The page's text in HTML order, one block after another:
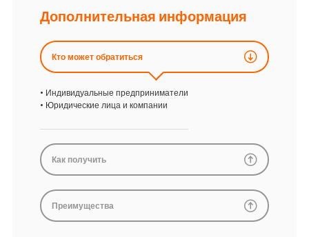
Тарифы
Кадровые ресурсы
Связь с банком
Дополнительная информация
Кто может обратиться
• Индивидуальные предприниматели
• Юридические лица и компании
Как получить
Преимущества